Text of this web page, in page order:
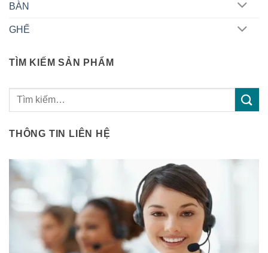
BÀN
GHẾ
TÌM KIẾM SẢN PHẨM
Tìm
THÔNG TIN LIÊN HỆ